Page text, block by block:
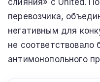
слияния» с United.
перевозчика,
негативным для
не соответствовало
антимонопольного